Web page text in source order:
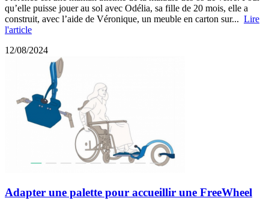
qu’elle puisse jouer au sol avec Odélia, sa fille de 20 mois, elle a
construit, avec l’aide de Véronique, un meuble en carton sur... Lire
l'article
12/08/2024
Adapter une palette pour accueillir une FreeWheel